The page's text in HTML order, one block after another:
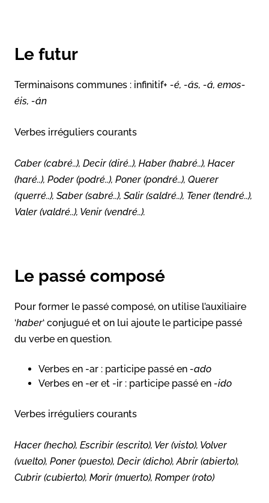
Le futur
Terminaisons communes : infinitif+ -é, -ás, -á, emos-
éis, -án
Verbes irréguliers courants
Caber (cabré..), Decir (diré..), Haber (habré..), Hacer
(haré..), Poder (podré..), Poner (pondré..), Querer
(querré..), Saber (sabré..), Salir (saldré..), Tener (tendré..),
Valer (valdré..), Venir (vendré..).
Le passé composé
Pour former le passé composé, on utilise l’auxiliaire
‘haber‘ conjugué et on lui ajoute le participe passé
du verbe en question.
Verbes en -ar : participe passé en -ado
Verbes en -er et -ir : participe passé en -ido
Verbes irréguliers courants
Hacer (hecho), Escribir (escrito), Ver (visto), Volver
(vuelto), Poner (puesto), Decir (dicho), Abrir (abierto),
Cubrir (cubierto), Morir (muerto), Romper (roto)